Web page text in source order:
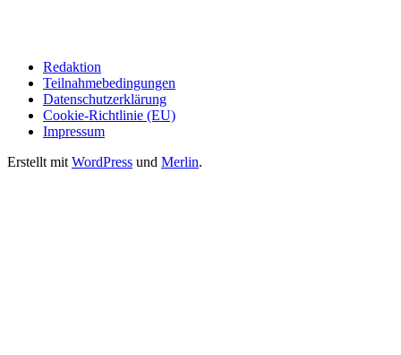
Redaktion
Teilnahmebedingungen
Datenschutzerklärung
Cookie-Richtlinie (EU)
Impressum
Erstellt mit WordPress und Merlin.